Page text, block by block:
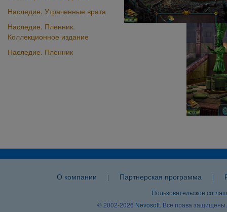
Наследие. Утраченные врата
Наследие. Пленник.
Коллекционное издание
Наследие. Пленник
О компании | Партнерская программа |
Пользовательское
© 2002-2026 Nevosoft . Все права защищены